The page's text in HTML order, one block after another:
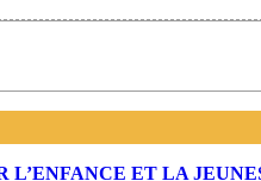
ET LA